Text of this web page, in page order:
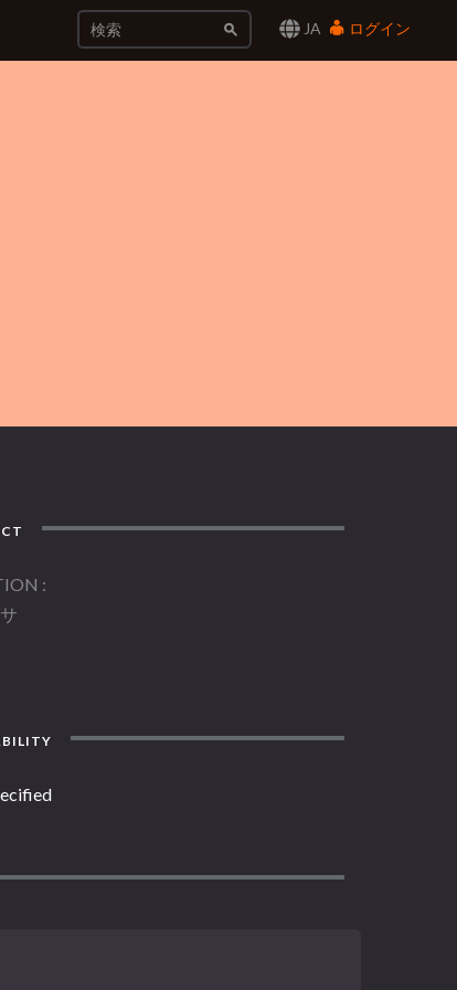
JA ログイン